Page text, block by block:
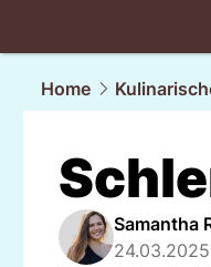
Home
Samantha